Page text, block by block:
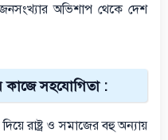
অভিশাপ থেকে দেশ
কাজে সহযোগিতা :
রাষ্ট্র ও সমাজের বহু অন্যায়